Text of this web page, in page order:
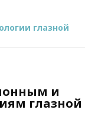
глазной
и
глазной